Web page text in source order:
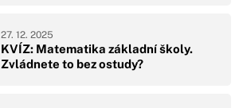
KVÍZ: Matematika základní školy.
Zvládnete to bez ostudy?
27. 12. 2025